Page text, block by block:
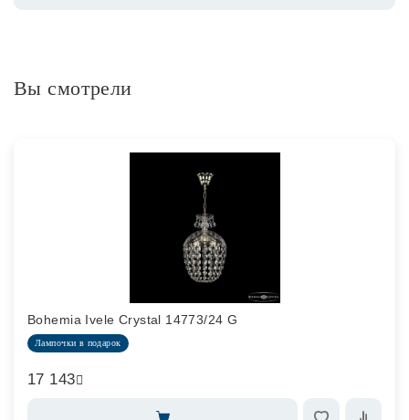
Вы смотрели
Bohemia Ivele Crystal 14773/24 G
Лампочки в подарок
17 143